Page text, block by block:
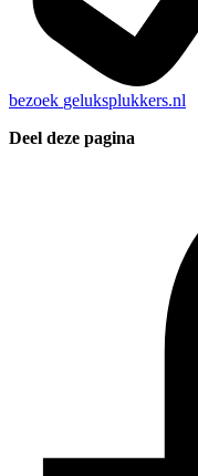
bezoek geluksplukkers.nl
Deel deze pagina